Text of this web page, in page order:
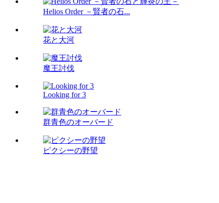
Helios Order －賢者の石...
花と大河
魔王討伐
Looking for 3
群青色のオーバード
ピクシーの野望